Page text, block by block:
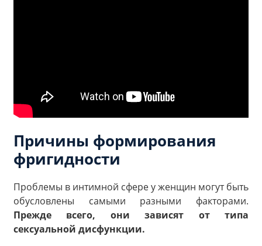
Причины формирования
фригидности
Проблемы в интимной сфере у женщин могут быть
обусловлены самыми разными факторами.
Прежде всего, они зависят от типа
сексуальной дисфункции.